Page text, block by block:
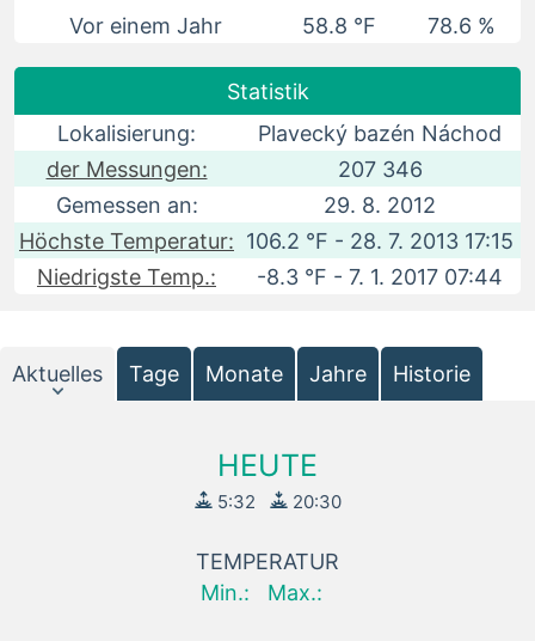
Vor einem Jahr
58.8 °F 78.6 %
Statistik
Lokalisierung:
Plavecký bazén Náchod
der Messungen:
207 346
Gemessen an:
29. 8. 2012
Höchste Temperatur: 106.2 °F - 28. 7. 2013 17:15
Niedrigste Temp.:
-8.3 °F - 7. 1. 2017 07:44
Aktuelles Tage Monate Jahre Historie
HEUTE
5:32 20:30
TEMPERATUR
Min.:
Max.: